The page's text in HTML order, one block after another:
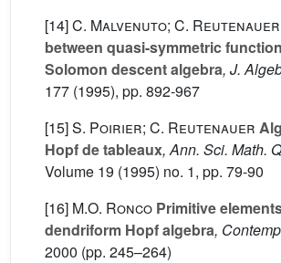
[14]C. Malvenuto; C. Reutenauer
between quasi-symmetric
Solomon descent algebra, J.
177 (1995), pp. 892-967
[15]S. Poirier; C. Reutenauer
Hopf de tableaux, Ann. Sci. Math.
Volume 19 (1995) no. 1, pp. 79-90
[16] M.O. Ronco Primitive
dendriform Hopf algebra,
2000 (pp. 245–264)